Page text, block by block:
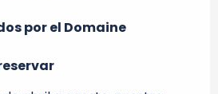
por el Domaine